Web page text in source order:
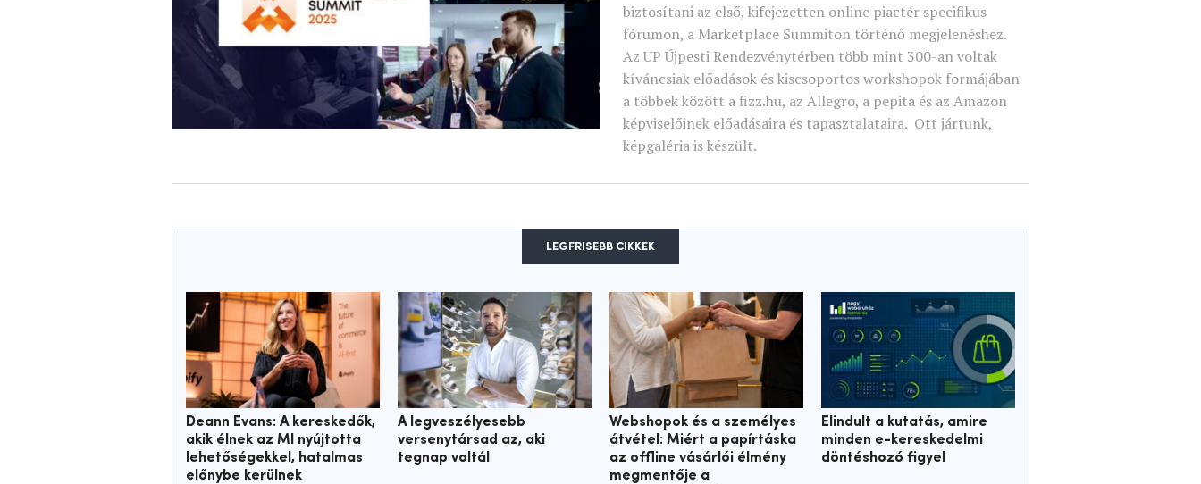
biztosítani az első, kifejezetten online piactér specifikus
fórumon, a Marketplace Summiton történő megjelenéshez.
Az UP Újpesti Rendezvénytérben több mint 300-an voltak
kíváncsiak előadások és kiscsoportos workshopok formájában
a többek között a fizz.hu, az Allegro, a pepita és az Amazon
képviselőinek előadásaira és tapasztalataira. Ott jártunk,
képgaléria is készült.
LEGFRISEBB CIKKEK
Deann Evans: A kereskedők,
akik élnek az MI nyújtotta
lehetőségekkel, hatalmas
előnybe kerülnek
A legveszélyesebb
versenytársad az, aki
tegnap voltál
Webshopok és a személyes
átvétel: Miért a papírtáska
az offline vásárlói élmény
megmentője a
Elindult a kutatás, amire
minden e-kereskedelmi
döntéshozó figyel